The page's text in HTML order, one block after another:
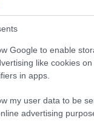
Google to enable
like cookies
in apps.
my user data to be
advertising
ameddig nincs
hát ehhez kell
Ádám